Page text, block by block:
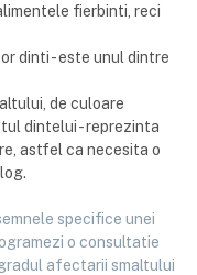
fierbinti, reci
dinti - este unul dintre
de culoare
dintelui - reprezinta
astfel ca necesita o
specifice unei
o consultatie
afectarii smaltului